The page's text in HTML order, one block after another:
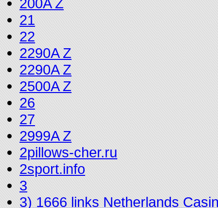
200A Z
21
22
2290A Z
2290A Z
2500A Z
26
27
2999A Z
2pillows-cher.ru
2sport.info
3
3) 1666 links Netherlands